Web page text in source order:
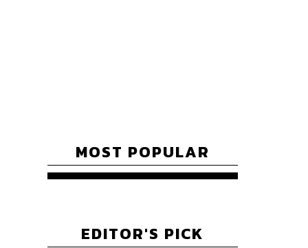
MOST POPULAR
EDITOR'S PICK